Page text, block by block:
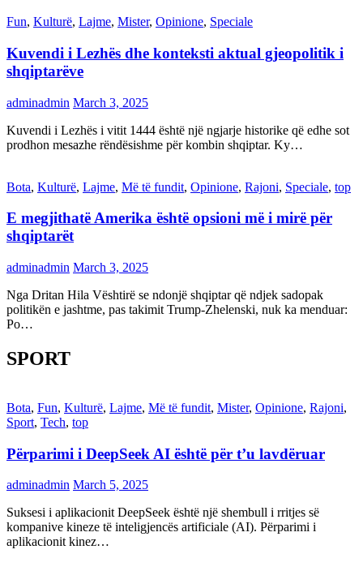
Fun, Kulturë, Lajme, Mister, Opinione, Speciale
Kuvendi i Lezhës dhe konteksti aktual gjeopolitik i
shqiptarëve
adminadmin March 3, 2025
Kuvendi i Lezhës i vitit 1444 është një ngjarje historike që edhe sot
prodhon mesazhe rëndësishme për kombin shqiptar. Ky…
Bota, Kulturë, Lajme, Më të fundit, Opinione, Rajoni, Speciale, top
E megjithatë Amerika është opsioni më i mirë për
shqiptarët
adminadmin March 3, 2025
Nga Dritan Hila Vështirë se ndonjë shqiptar që ndjek sadopak
politikën e jashtme, pas takimit Trump-Zhelenski, nuk ka menduar:
Po…
SPORT
Bota, Fun, Kulturë, Lajme, Më të fundit, Mister, Opinione, Rajoni,
Sport, Tech, top
Përparimi i DeepSeek AI është për t’u lavdëruar
adminadmin March 5, 2025
Suksesi i aplikacionit DeepSeek është një shembull i rritjes së
kompanive kineze të inteligjencës artificiale (AI). Përparimi i
aplikacionit kinez…